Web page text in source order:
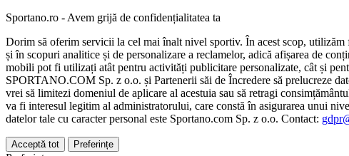
Sportano.ro - Avem grijă de confidențialitatea ta
Dorim să oferim servicii la cel mai înalt nivel sportiv. În acest scop,
și în scopuri analitice și de personalizare a reclamelor, adică afișarea de
mobili pot fi utilizați atât pentru activități publicitare personalizate, cât și
SPORTANO.COM Sp. z o.o. și Partenerii săi de Încredere să prelucreze
vrei să limitezi domeniul de aplicare al acestuia sau să retragi
va fi interesul legitim al administratorului, care constă în asigurarea unui
datelor tale cu caracter personal este Sportano.com Sp. z o.o. Contact:
Acceptă tot Preferințe